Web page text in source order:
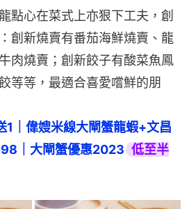
點心在菜式上亦狠下工夫，創
創新燒賣有番茄海鮮燒賣、龍
肉燒賣；創新餃子有酸菜魚鳳
等等，最適合喜愛嚐鮮的朋
1｜偉嫂米線大閘蟹龍蝦+文昌
｜大閘蟹優惠2023 低至半